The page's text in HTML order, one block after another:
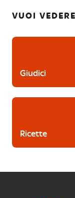
VUOI
Giudici
Ricette